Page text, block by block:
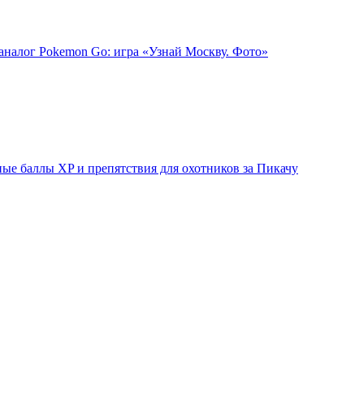
Pokemon Go: игра «Узнай Москву. Фото»
баллы XP и препятствия для охотников за Пикачу